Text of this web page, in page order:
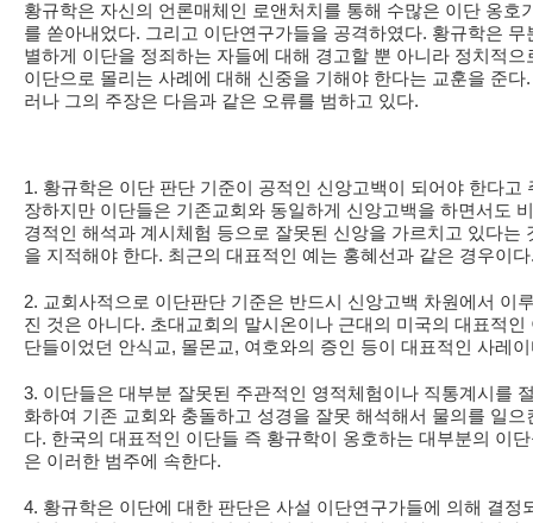
황규학은 자신의 언론매체인 로앤처치를 통해 수많은 이단 옹호
를 쏟아내었다. 그리고 이단연구가들을 공격하였다. 황규학은 무
별하게 이단을 정죄하는 자들에 대해 경고할 뿐 아니라 정치적으
이단으로 몰리는 사례에 대해 신중을 기해야 한다는 교훈을 준다
러나 그의 주장은 다음과 같은 오류를 범하고 있다.
1. 황규학은 이단 판단 기준이 공적인 신앙고백이 되어야 한다고
장하지만 이단들은 기존교회와 동일하게 신앙고백을 하면서도
경적인 해석과 계시체험 등으로 잘못된 신앙을 가르치고 있다는
을 지적해야 한다. 최근의 대표적인 예는 홍혜선과 같은 경우이
2. 교회사적으로 이단판단 기준은 반드시 신앙고백 차원에서 이
진 것은 아니다. 초대교회의 말시온이나 근대의 미국의 대표적인
단들이었던 안식교, 몰몬교, 여호와의 증인 등이 대표적인 사레
3. 이단들은 대부분 잘못된 주관적인 영적체험이나 직통계시를
화하여 기존 교회와 충돌하고 성경을 잘못 해석해서 물의를 일으
다. 한국의 대표적인 이단들 즉 황규학이 옹호하는 대부분의 이
은 이러한 범주에 속한다.
4. 황규학은 이단에 대한 판단은 사설 이단연구가들에 의해 결정